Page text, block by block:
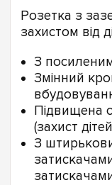
Розетка з
захистом від
З
Змінний
Підвищена
(захист
З